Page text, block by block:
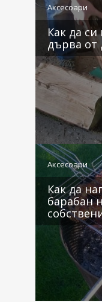
Аксесоари
Как да
дърва от
0 коментара
Аксесоари
Как да
барабан